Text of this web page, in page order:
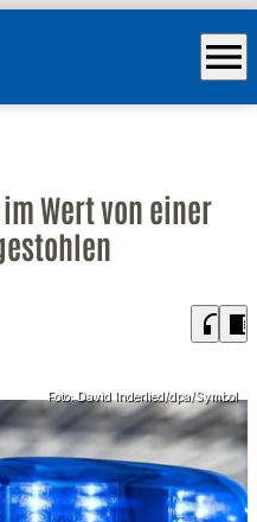
menu
Wert von einer
headphones chrome_reader_mode
Foto: David Inderlied/dpa/Symbol